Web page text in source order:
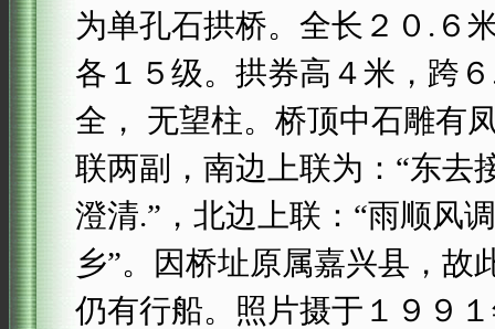
为单孔石拱桥。全长２０.６
各１５级。拱券高４米，跨
全， 无望柱。桥顶中石雕有
联两副，南边上联为：“东去
澄清.”，北边上联：“雨顺风
乡”。因桥址原属嘉兴县，故
仍有行船。照片摄于１９９